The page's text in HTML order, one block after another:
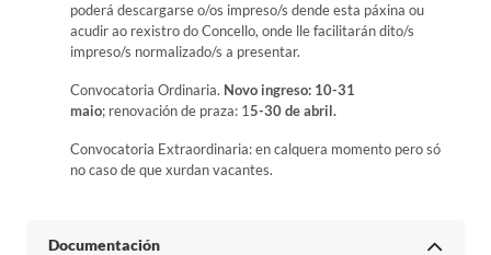
poderá descargarse o/os impreso/s dende esta páxina ou
acudir ao rexistro do Concello, onde lle facilitarán dito/s
impreso/s normalizado/s a presentar.
Convocatoria Ordinaria. Novo ingreso: 10-31
maio; renovación de praza: 15-30 de abril.
Convocatoria Extraordinaria: en calquera momento pero só
no caso de que xurdan vacantes.
Documentación